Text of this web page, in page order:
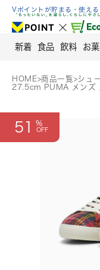
Skip
content
Vポイントが貯まる・使える
新着 食品 飲料 お
HOME>商品一覧>シュ
27.5cm PUMA メンズ
51